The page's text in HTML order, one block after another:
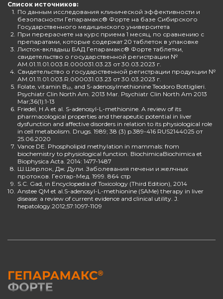
Список источников:
1. По данным исследования клинической эффективности и
безопасности Гепарамакс® Форте на базе Сибирского
Государственного медицинского университета
2. При перерасчете на курс приема 1 месяц, по сравнению с
препаратами, которые содержат 20 таблеток в упаковке
3. Листок-вкладыш БАД Гепарамакс® Форте таблетки,
свидетельство о государственной регистрации №
AM.01.11.01.003.R.000031.03.23 от 30.03.2023 г.
4. Свидетельство о государственной регистрации продукции №
AM.01.11.01.003.R.000031.03.23 от 30.03.2023 г.
5. Folate, vitamin B₁₂, and S-adenosylmethionine Teodoro Bottiglieri.
Psychiatr Clin North Am. 2013 Mar. Psychiatr Clin North Am 2013
Mar;36(1):1-13
6. Friedel, H A et al. S-adenosyl-L-methionine. A review of its
pharmacological properties and therapeutic potential in liver
dysfunction and affective disorders in relation to its physiological role
in cell metabolism. Drugs. 1989; 38 (3) p.389-416 RUS2144025 от
25.06.2020
7. Vance DE. Phospholipid methylation in mammals: from
biochemistry to physiological function. BiochimicaBiochimica et
Biophysica Acta. 2014: 1477-1487
8. Ш.Шерлок, Дж. Дули. Заболевания печени и желчных
протоков. Геотар-Мед. 1999. 864 стр
9. S.C. Gad, in Encyclopedia of Toxicology (Third Edition), 2014
10. Anstee QM et al.S-adenosyl-L-methionine (SAMe) therapy in liver
disease: a review of current evidence and clinical utility. J.
hepatology.2012;57:1097-1109